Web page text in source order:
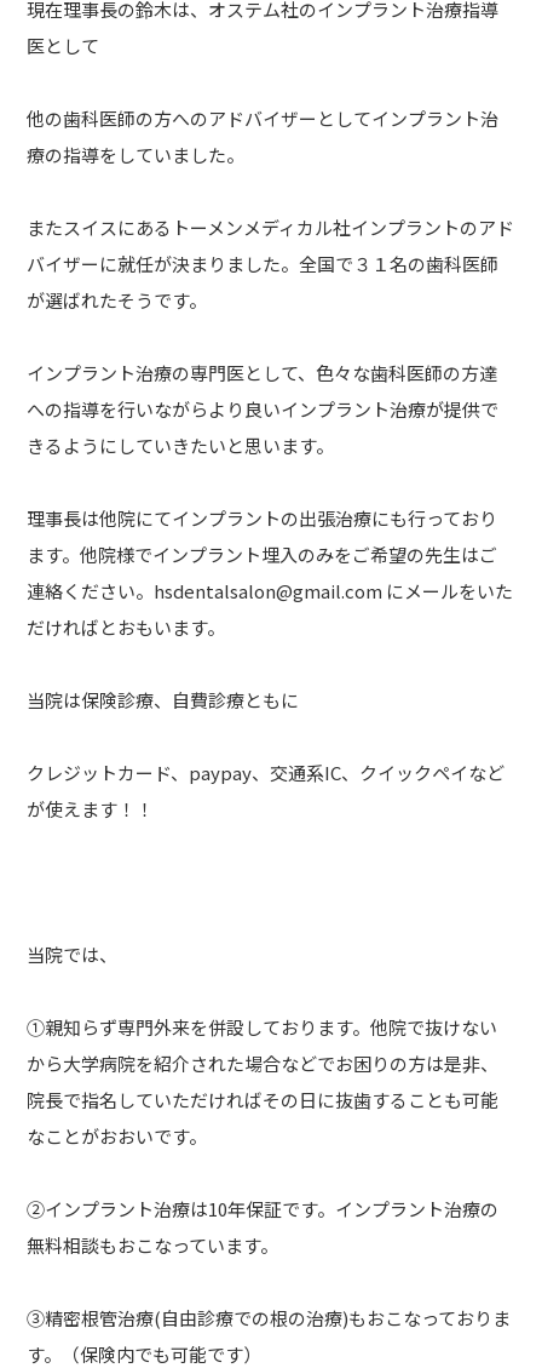
現在理事長の鈴木は、オステム社のインプラント治療指導
医として
他の歯科医師の方へのアドバイザーとしてインプラント治
療の指導をしていました。
またスイスにあるトーメンメディカル社インプラントのアド
バイザーに就任が決まりました。全国で３１名の歯科医師
が選ばれたそうです。
インプラント治療の専門医として、色々な歯科医師の方達
への指導を行いながらより良いインプラント治療が提供で
きるようにしていきたいと思います。
理事長は他院にてインプラントの出張治療にも行っており
ます。他院様でインプラント埋入のみをご希望の先生はご
連絡ください。hsdentalsalon@gmail.com にメールをいた
だければとおもいます。
当院は保険診療、自費診療ともに
クレジットカード、paypay、交通系IC、クイックペイなど
が使えます！！
当院では、
①親知らず専門外来を併設しております。他院で抜けない
から大学病院を紹介された場合などでお困りの方は是非、
院長で指名していただければその日に抜歯することも可能
なことがおおいです。
②インプラント治療は10年保証です。インプラント治療の
無料相談もおこなっています。
③精密根管治療(自由診療での根の治療)もおこなっておりま
す。（保険内でも可能です）